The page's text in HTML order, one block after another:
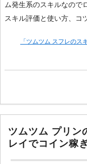
ム発生系のスキルなので
スキル評価と使い方、コ
「ツムツム スフレのス
ツムツム プリン
レイでコイン稼